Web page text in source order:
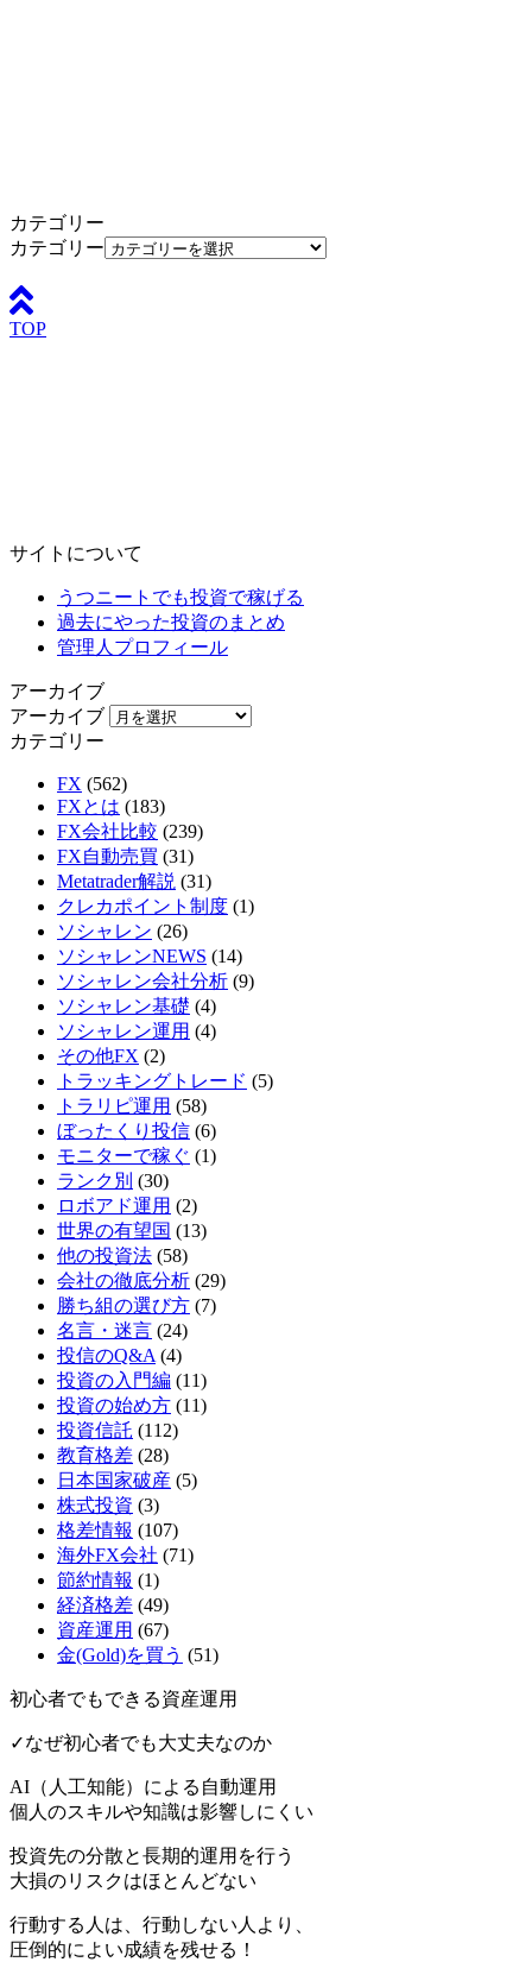
カテゴリー
カテゴリー
TOP
サイトについて
うつニートでも投資で稼げる
過去にやった投資のまとめ
管理人プロフィール
アーカイブ
アーカイブ
カテゴリー
FX (562)
FXとは (183)
FX会社比較 (239)
FX自動売買 (31)
Metatrader解説 (31)
クレカポイント制度 (1)
ソシャレン (26)
ソシャレンNEWS (14)
ソシャレン会社分析 (9)
ソシャレン基礎 (4)
ソシャレン運用 (4)
その他FX (2)
トラッキングトレード (5)
トラリピ運用 (58)
ぼったくり投信 (6)
モニターで稼ぐ (1)
ランク別 (30)
ロボアド運用 (2)
世界の有望国 (13)
他の投資法 (58)
会社の徹底分析 (29)
勝ち組の選び方 (7)
名言・迷言 (24)
投信のQ&A (4)
投資の入門編 (11)
投資の始め方 (11)
投資信託 (112)
教育格差 (28)
日本国家破産 (5)
株式投資 (3)
格差情報 (107)
海外FX会社 (71)
節約情報 (1)
経済格差 (49)
資産運用 (67)
金(Gold)を買う (51)
初心者でもできる資産運用
✓なぜ初心者でも大丈夫なのか
AI（人工知能）による 自動運用
個人のスキルや知識は影響しにくい
投資先の分散と長期的運用を行う
大損のリスクはほとんどない
行動する人は、行動しない人より、
圧倒的によい成績を残せる！